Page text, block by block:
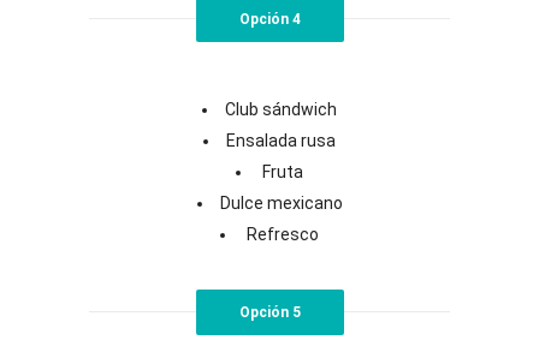
Opción 4
Club sándwich
Ensalada rusa
Fruta
Dulce mexicano
Refresco
Opción 5